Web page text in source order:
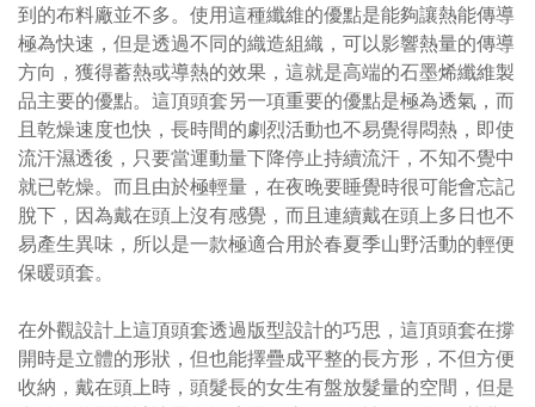
到的布料廠並不多。使用這種纖維的優點是能夠讓熱能傳導
極為快速，但是透過不同的織造組織，可以影響熱量的傳導
方向，獲得蓄熱或導熱的效果，這就是高端的石墨烯纖維製
品主要的優點。這頂頭套另一項重要的優點是極為透氣，而
且乾燥速度也快，長時間的劇烈活動也不易覺得悶熱，即使
流汗濕透後，只要當運動量下降停止持續流汗，不知不覺中
就已乾燥。而且由於極輕量，在夜晚要睡覺時很可能會忘記
脫下，因為戴在頭上沒有感覺，而且連續戴在頭上多日也不
易產生異味，所以是一款極適合用於春夏季山野活動的輕便
保暖頭套。
在外觀設計上這頂頭套透過版型設計的巧思，這頂頭套在撐
開時是立體的形狀，但也能擇疊成平整的長方形，不但方便
收納，戴在頭上時，頭髮長的女生有盤放髮量的空間，但是